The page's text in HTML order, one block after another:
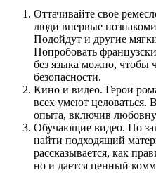
Оттачивайте свое
люди впервые
Подойдут и другие
Попробовать
без языка можно, чтобы
безопасности.
Кино и видео. Герои
всех умеют целоваться.
опыта, включив
Обучающие видео. По
найти подходящий
рассказывается, как
но и дается ценный